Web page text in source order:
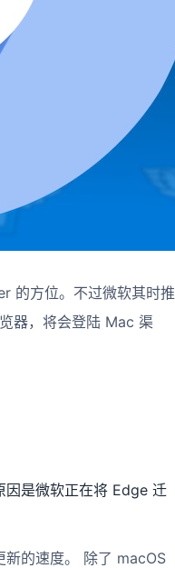
的方位。不过微软其时推
器，将会登陆 Mac 渠
是微软正在将 Edge 迁
的速度。 除了 macOS